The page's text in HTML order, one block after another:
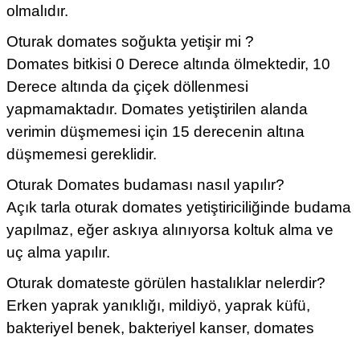
olmalıdır.
Oturak domates soğukta yetişir mi ?
Domates bitkisi 0 Derece altında ölmektedir, 10
Derece altında da çiçek döllenmesi
yapmamaktadır. Domates yetiştirilen alanda
verimin düşmemesi için 15 derecenin altına
düşmemesi gereklidir.
Oturak Domates budaması nasıl yapılır?
Açık tarla oturak domates yetiştiriciliğinde budama
yapılmaz, eğer askıya alınıyorsa koltuk alma ve
uç alma yapılır.
Oturak domateste görülen hastalıklar nelerdir?
Erken yaprak yanıklığı, mildiyö, yaprak küfü,
bakteriyel benek, bakteriyel kanser, domates